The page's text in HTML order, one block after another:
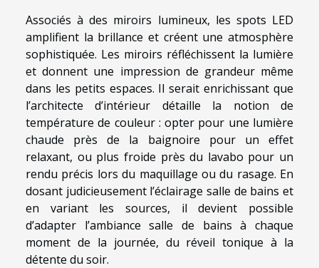
Associés à des miroirs lumineux, les spots LED
amplifient la brillance et créent une atmosphère
sophistiquée. Les miroirs réfléchissent la lumière
et donnent une impression de grandeur même
dans les petits espaces. Il serait enrichissant que
l’architecte d’intérieur détaille la notion de
température de couleur : opter pour une lumière
chaude près de la baignoire pour un effet
relaxant, ou plus froide près du lavabo pour un
rendu précis lors du maquillage ou du rasage. En
dosant judicieusement l’éclairage salle de bains et
en variant les sources, il devient possible
d’adapter l’ambiance salle de bains à chaque
moment de la journée, du réveil tonique à la
détente du soir.